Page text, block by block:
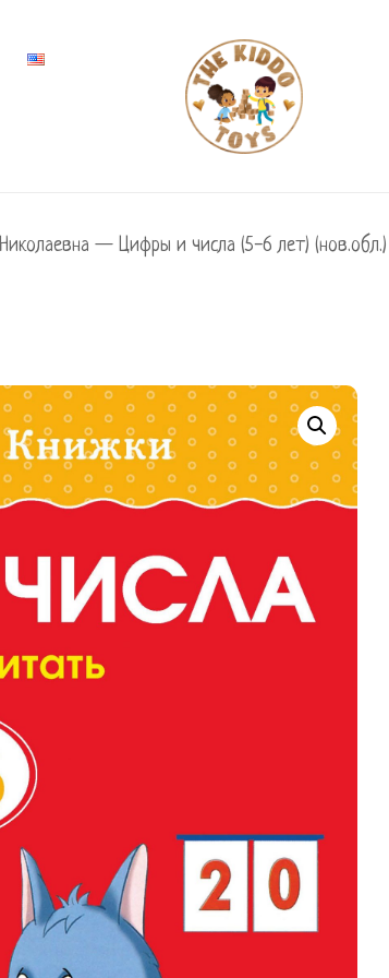
— Цифры и числа (5-6 лет) (нов.обл.)